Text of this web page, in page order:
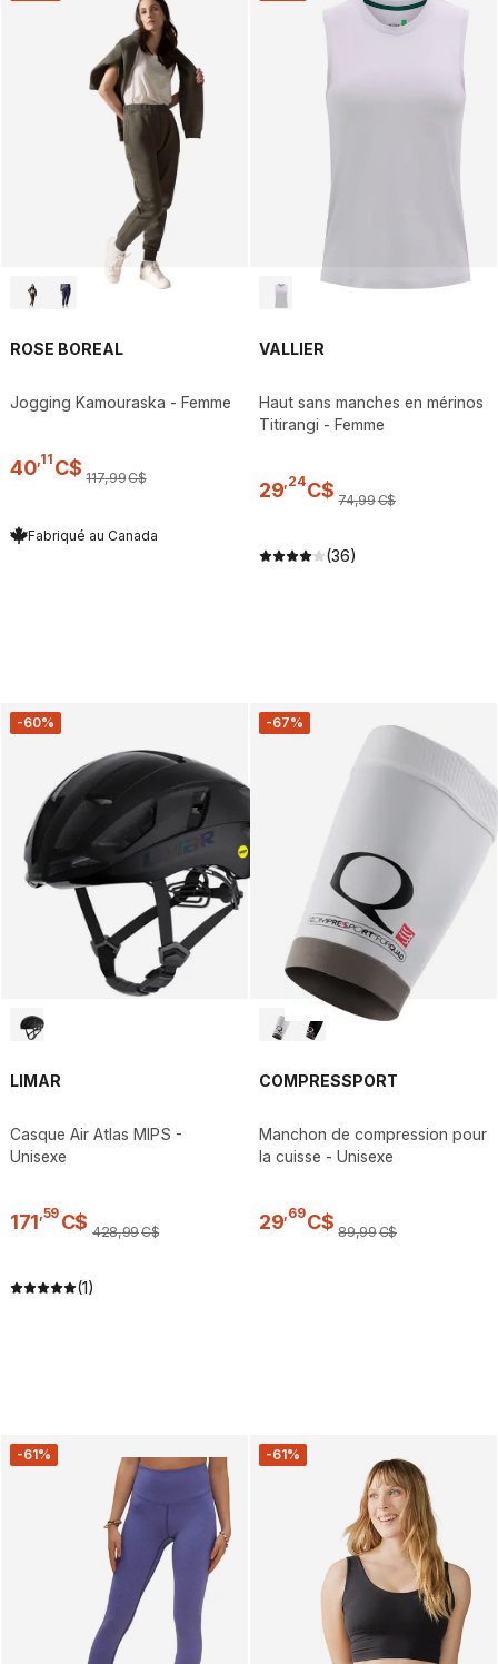
ROSE BOREAL
Jogging Kamouraska - Femme
40 11 C$ 117,99C$
Fabriqué au Canada
VALLIER
Haut sans manches en mérinos
Titirangi - Femme
29 24C$ 74,99C$
(36)
-60%
LIMAR
Casque Air Atlas MIPS -
Unisexe
171,59 C$ 428,99C$
(1)
-67%
COMPRESSPORT
Manchon de compression pour
la cuisse - Unisexe
29,69C$ 89,99C$
-61% -61%